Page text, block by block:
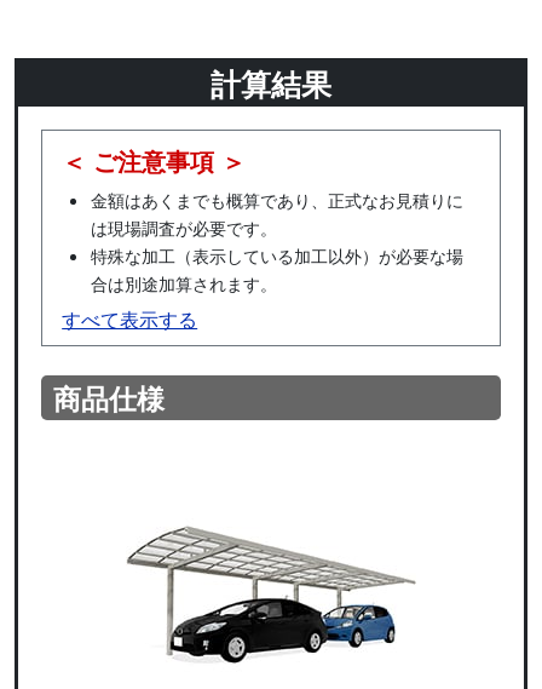
計算結果
＜ ご注意事項 ＞
金額はあくまでも概算であり、正式なお見積りに
は現場調査が必要です。
特殊な加工（表示している加工以外）が必要な場
合は別途加算されます。
すべて表示する
商品仕様